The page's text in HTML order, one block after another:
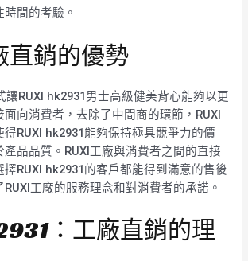
間的考驗。
直銷的優勢
讓RUXI hk2931男士高級健美背心能夠以更
向消費者，去除了中間商的環節，RUXI
RUXI hk2931能夠保持極具競爭力的價
品品質。RUXI工廠與消費者之間的直接
RUXI hk2931的客戶都能得到滿意的售後
工廠的服務理念和對消費者的承諾。
：工廠直銷的理